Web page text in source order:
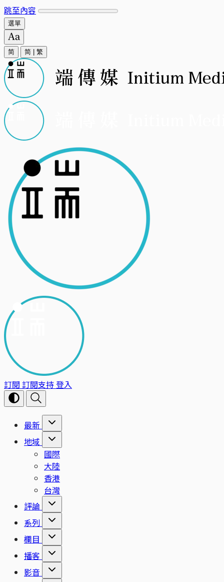
跳至內容
選單
简 简 繁
訂閱 訂閱支持登入
最新
地域
國際
大陸
香港
台灣
評論
系列
欄目
播客
影音